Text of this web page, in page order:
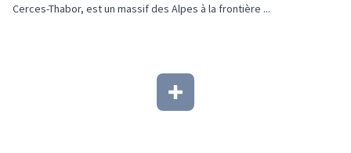
Cerces-Thabor, est un massif des Alpes à la frontière ...